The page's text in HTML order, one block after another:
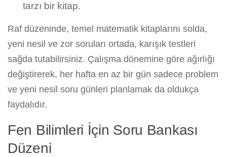
tarzı bir kitap.
Raf düzeninde, temel matematik kitaplarını solda,
yeni nesil ve zor soruları ortada, karışık testleri
sağda tutabilirsiniz. Çalışma dönemine göre ağırlığı
değiştirerek, her hafta en az bir gün sadece problem
ve yeni nesil soru günleri planlamak da oldukça
faydalıdır.
Fen Bilimleri İçin Soru Bankası
Düzeni